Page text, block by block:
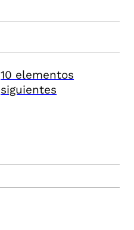
10 elementos
siguientes